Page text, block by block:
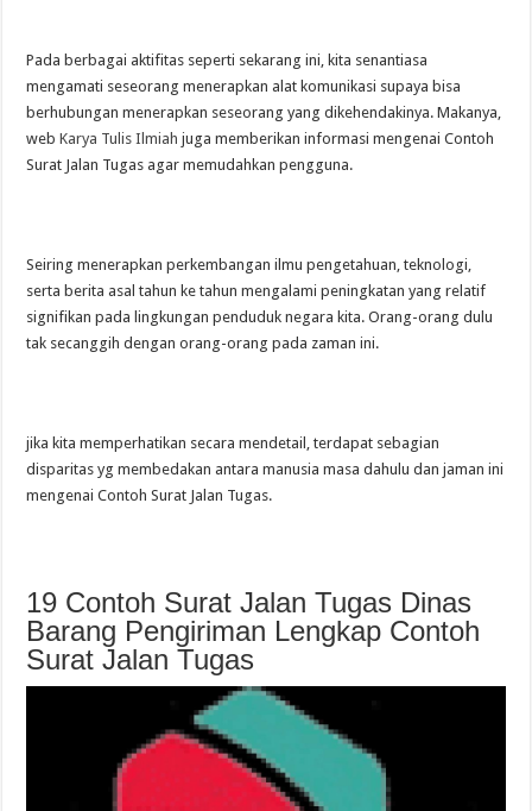
Pada berbagai aktifitas seperti sekarang ini, kita senantiasa
mengamati seseorang menerapkan alat komunikasi supaya bisa
berhubungan menerapkan seseorang yang dikehendakinya. Makanya,
webKarya Tulis Ilmiah juga memberikan informasi mengenaiContoh
Surat Jalan Tugas agar memudahkan pengguna.
Seiring menerapkan perkembangan ilmu pengetahuan, teknologi,
serta berita asal tahun ke tahun mengalami peningkatan yang relatif
signifikan pada lingkungan penduduk negara kita. Orang-orang dulu
tak secanggih dengan orang-orang pada zaman ini.
jika kita memperhatikan secara mendetail, terdapat sebagian
disparitas yg membedakan antara manusia masa dahulu dan jaman ini
mengenai Contoh Surat Jalan Tugas.
19 Contoh Surat Jalan Tugas Dinas
Barang Pengiriman Lengkap Contoh
Surat Jalan Tugas